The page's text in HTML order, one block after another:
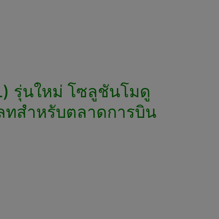
รุ่นใหม่ โซลูชันโมดู
ทสำหรับตลาดการบิน